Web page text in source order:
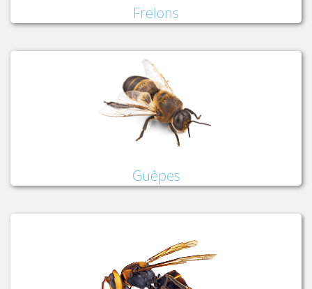
Frelons
Guêpes